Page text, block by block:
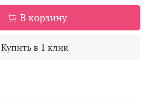
В корзину
Купить в 1 клик